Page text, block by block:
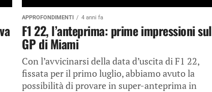
APPROFONDIMENTI 4 anni fa
F1 22, l’anteprima: prime impressioni sul
GP di Miami
Con l’avvicinarsi della data d’uscita di F1 22,
fissata per il primo luglio, abbiamo avuto la
possibilità di provare in super-anteprima in